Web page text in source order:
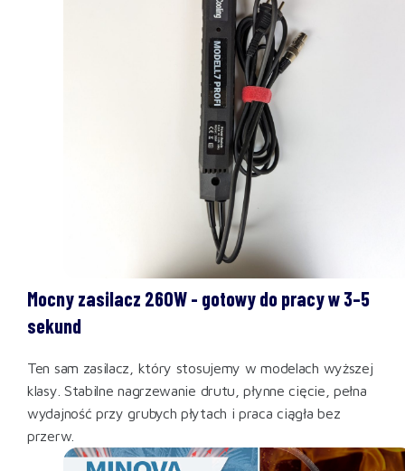
Mocny zasilacz 260W - gotowy do pracy w 3–5
sekund
Ten sam zasilacz, który stosujemy w modelach wyższej
klasy. Stabilne nagrzewanie drutu, płynne cięcie, pełna
wydajność przy grubych płytach i praca ciągła bez
przerw.